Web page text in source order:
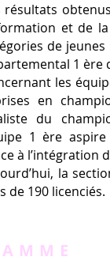
résultats
et de
de
1 ère
les
en
du
1 ère
à l’intégration
la
de 190 licenciés.